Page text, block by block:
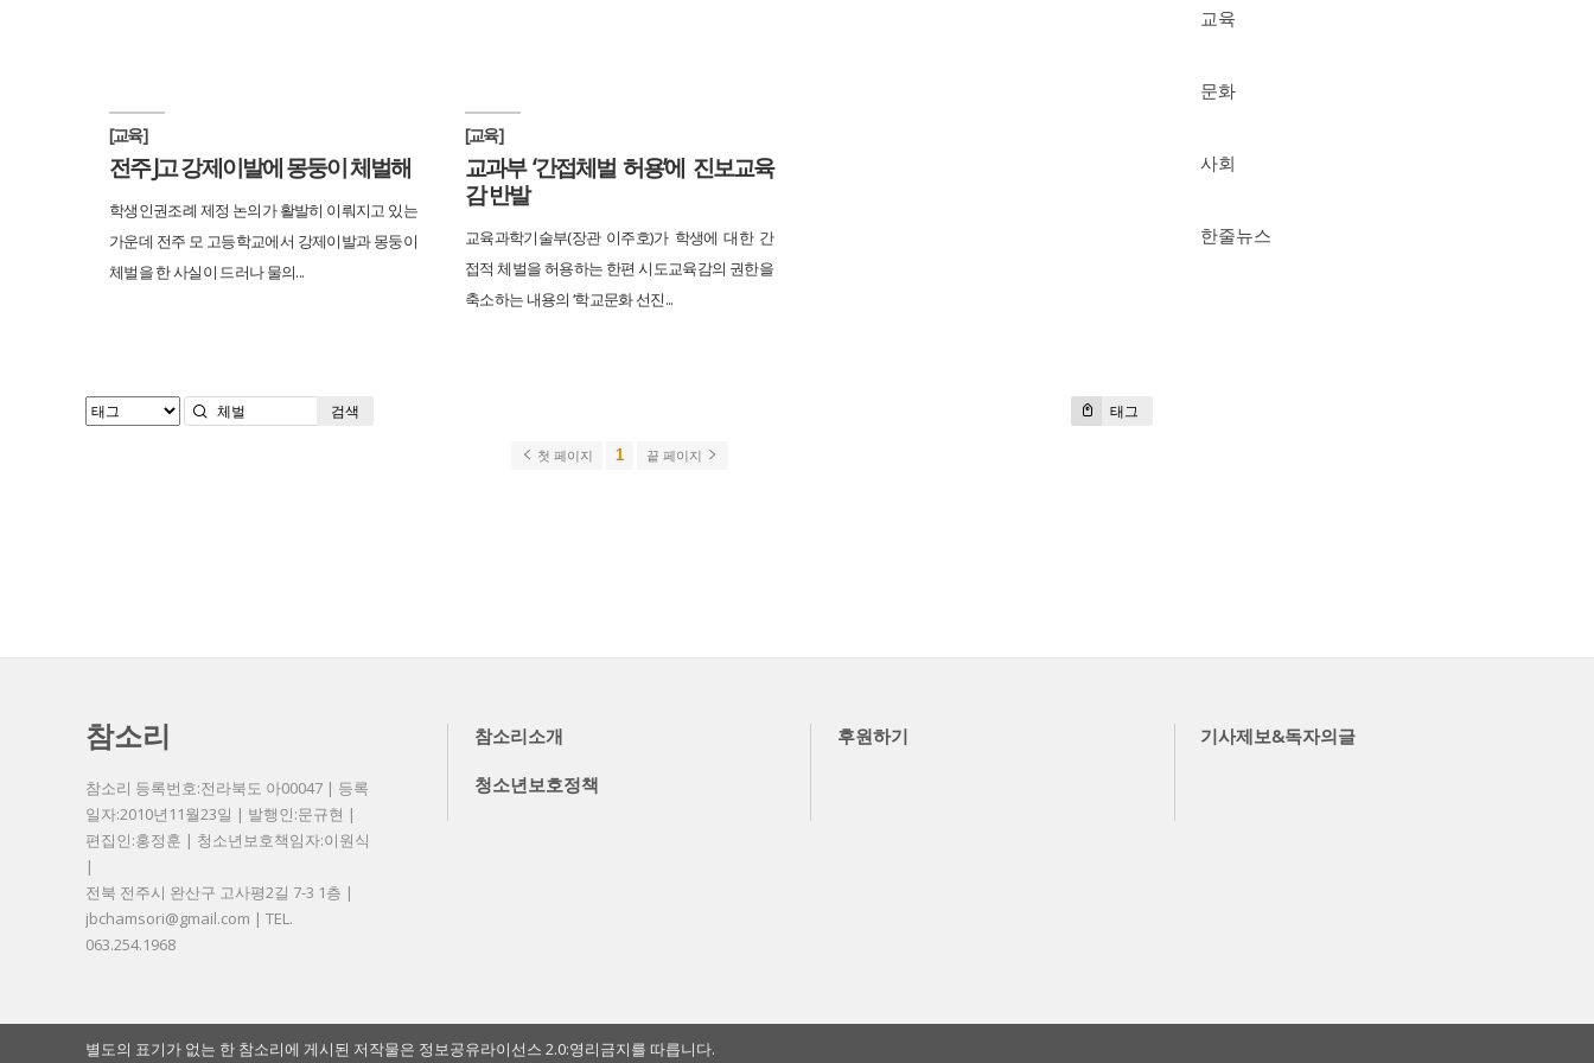
교육
문화
사회
한줄뉴스
[교육]
전주 J고 강제이발에 몽둥이 체벌해
학생인권조례 제정 논의가 활발히 이뤄지고 있는
가운데 전주 모 고등학교에서 강제이발과 몽둥이
체벌을 한 사실이 드러나 물의...
[교육]
교과부 ‘간접체벌 허용’에 진보교육
감 반발
교육과학기술부(장관 이주호)가 학생에 대한 간
접적 체벌을 허용하는 한편 시도교육감의 권한을
축소하는 내용의 ‘학교문화 선진...
태그
검색
첫 페이지 1 끝 페이지
참소리
참소리 등록번호:전라북도 아00047 | 등록
일자:2010년11월23일 | 발행인:문규현 |
편집인:홍정훈 | 청소년보호책임자:이원식
|
전북 전주시 완산구 고사평2길 7-3 1층 |
jbchamsori@gmail.com | TEL.
063.254.1968
참소리소개 후원하기 기사제보&독자의글
청소년보호정책
별도의 표기가 없는 한 참소리에 게시된 저작물은 정보공유라이선스 2.0:영리금지를 따릅니다.